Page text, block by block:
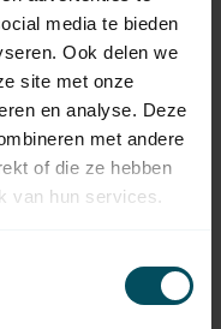
media te bieden
Ook delen we
site met onze
en analyse. Deze
met andere
of die ze hebben
van hun services.
23,95